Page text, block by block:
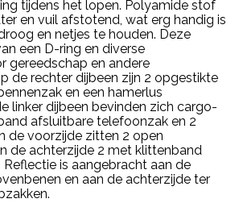
tijdens het lopen. Polyamide stof
en vuil afstotend, wat erg handig is
en netjes te houden. Deze
een D-ring en diverse
gereedschap en andere
de rechter dijbeen zijn 2 opgestikte
en een hamerlus
linker dijbeen bevinden zich cargo-
afsluitbare telefoonzak en 2
de voorzijde zitten 2 open
de achterzijde 2 met klittenband
is aangebracht aan de
en aan de achterzijde ter